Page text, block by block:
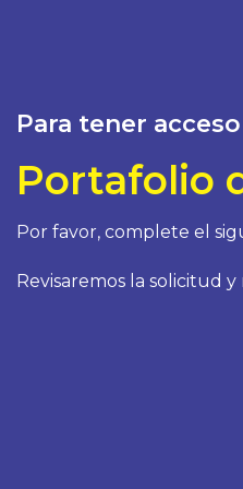
Para tener
Portafolio
Por favor, complete el
Revisaremos la solicitud